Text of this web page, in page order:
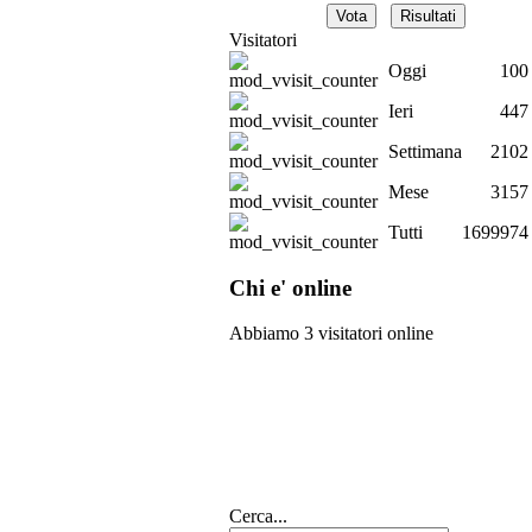
Visitatori
Oggi
100
Ieri
447
Settimana
2102
Mese
3157
Tutti
1699974
Chi e' online
Abbiamo 3 visitatori online
Cerca...